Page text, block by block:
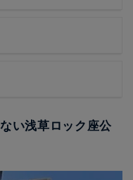
い浅草ロック座公